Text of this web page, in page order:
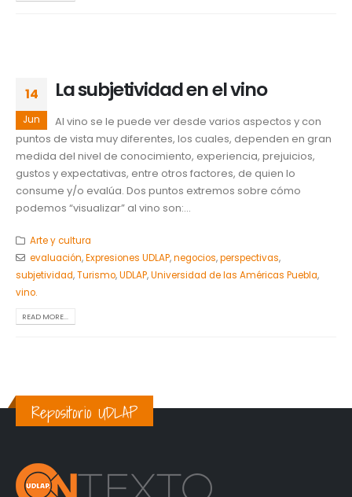
14
Jun
La subjetividad en el vino
Al vino se le puede ver desde varios aspectos y con
puntos de vista muy diferentes, los cuales, dependen en gran
medida del nivel de conocimiento, experiencia, prejuicios,
gustos y expectativas, entre otros factores, de quien lo
consume y/o evalúa. Dos puntos extremos sobre cómo
podemos “visualizar” al vino son:...
Arte y cultura
evaluación,Expresiones UDLAP,negocios,perspectivas,
subjetividad,Turismo,UDLAP,Universidad de las Américas Puebla,
vino.
READ MORE...
Repositorio UDLAP